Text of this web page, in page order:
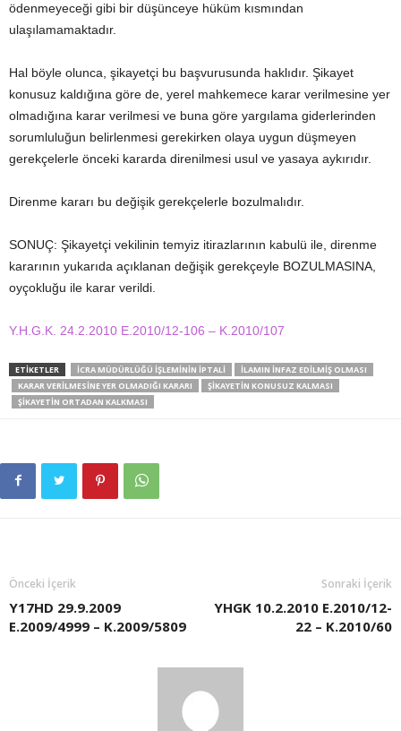
ödenmeyeceği gibi bir düşünceye hüküm kısmından
ulaşılamamaktadır.
Hal böyle olunca, şikayetçi bu başvurusunda haklıdır. Şikayet
konusuz kaldığına göre de, yerel mahkemece karar verilmesine yer
olmadığına karar verilmesi ve buna göre yargılama giderlerinden
sorumluluğun belirlenmesi gerekirken olaya uygun düşmeyen
gerekçelerle önceki kararda direnilmesi usul ve yasaya aykırıdır.
Direnme kararı bu değişik gerekçelerle bozulmalıdır.
SONUÇ: Şikayetçi vekilinin temyiz itirazlarının kabulü ile, direnme
kararının yukarıda açıklanan değişik gerekçeyle BOZULMASINA,
oyçokluğu ile karar verildi.
Y.H.G.K. 24.2.2010 E.2010/12-106 – K.2010/107
ETIKETLER İCRA MÜDÜRLÜĞÜ İŞLEMININ İPTALI
İLAMIN İNFAZ EDILMIŞ OLMASI
KARAR VERILMESINE YER OLMADIĞI KARARI
ŞIKAYETIN KONUSUZ KALMASI
ŞIKAYETIN ORTADAN KALKMASI
Önceki İçerik
Y17HD 29.9.2009
E.2009/4999 – K.2009/5809
Sonraki İçerik
YHGK 10.2.2010 E.2010/12-
22 – K.2010/60